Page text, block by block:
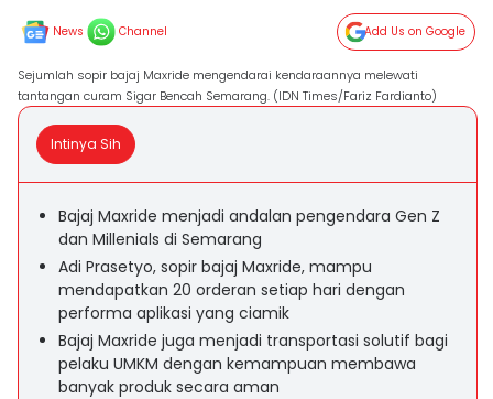
News Channel Add Us on Google
Sejumlah sopir bajaj Maxride mengendarai kendaraannya melewati
tantangan curam Sigar Bencah Semarang. (IDN Times/Fariz Fardianto)
Intinya Sih
Bajaj Maxride menjadi andalan pengendara Gen Z
dan Millenials di Semarang
Adi Prasetyo, sopir bajaj Maxride, mampu
mendapatkan 20 orderan setiap hari dengan
performa aplikasi yang ciamik
Bajaj Maxride juga menjadi transportasi solutif bagi
pelaku UMKM dengan kemampuan membawa
banyak produk secara aman